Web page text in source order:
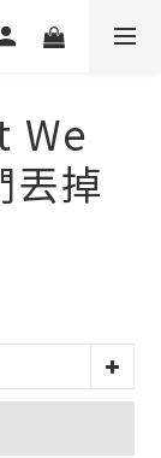
We
掉